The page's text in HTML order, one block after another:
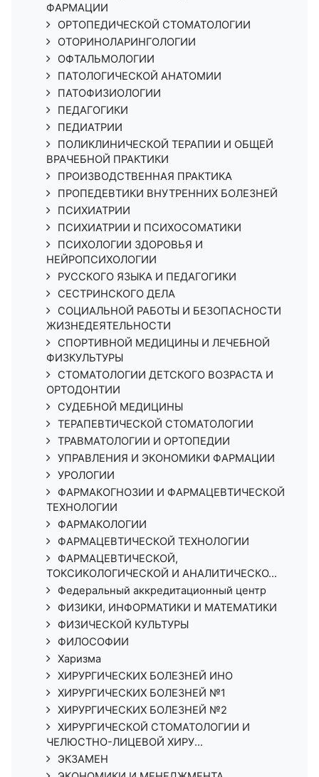
ФАРМАЦИИ
ОРТОПЕДИЧЕСКОЙ СТОМАТОЛОГИИ
ОТОРИНОЛАРИНГОЛОГИИ
ОФТАЛЬМОЛОГИИ
ПАТОЛОГИЧЕСКОЙ АНАТОМИИ
ПАТОФИЗИОЛОГИИ
ПЕДАГОГИКИ
ПЕДИАТРИИ
ПОЛИКЛИНИЧЕСКОЙ ТЕРАПИИ И ОБЩЕЙ
ВРАЧЕБНОЙ ПРАКТИКИ
ПРОИЗВОДСТВЕННАЯ ПРАКТИКА
ПРОПЕДЕВТИКИ ВНУТРЕННИХ БОЛЕЗНЕЙ
ПСИХИАТРИИ
ПСИХИАТРИИ И ПСИХОСОМАТИКИ
ПСИХОЛОГИИ ЗДОРОВЬЯ И
НЕЙРОПСИХОЛОГИИ
РУССКОГО ЯЗЫКА И ПЕДАГОГИКИ
СЕСТРИНСКОГО ДЕЛА
СОЦИАЛЬНОЙ РАБОТЫ И БЕЗОПАСНОСТИ
ЖИЗНЕДЕЯТЕЛЬНОСТИ
СПОРТИВНОЙ МЕДИЦИНЫ И ЛЕЧЕБНОЙ
ФИЗКУЛЬТУРЫ
СТОМАТОЛОГИИ ДЕТСКОГО ВОЗРАСТА И
ОРТОДОНТИИ
СУДЕБНОЙ МЕДИЦИНЫ
ТЕРАПЕВТИЧЕСКОЙ СТОМАТОЛОГИИ
ТРАВМАТОЛОГИИ И ОРТОПЕДИИ
УПРАВЛЕНИЯ И ЭКОНОМИКИ ФАРМАЦИИ
УРОЛОГИИ
ФАРМАКОГНОЗИИ И ФАРМАЦЕВТИЧЕСКОЙ
ТЕХНОЛОГИИ
ФАРМАКОЛОГИИ
ФАРМАЦЕВТИЧЕСКОЙ ТЕХНОЛОГИИ
ФАРМАЦЕВТИЧЕСКОЙ,
ТОКСИКОЛОГИЧЕСКОЙ И АНАЛИТИЧЕСКО...
Федеральный аккредитационный центр
ФИЗИКИ, ИНФОРМАТИКИ И МАТЕМАТИКИ
ФИЗИЧЕСКОЙ КУЛЬТУРЫ
ФИЛОСОФИИ
Харизма
ХИРУРГИЧЕСКИХ БОЛЕЗНЕЙ ИНО
ХИРУРГИЧЕСКИХ БОЛЕЗНЕЙ №1
ХИРУРГИЧЕСКИХ БОЛЕЗНЕЙ №2
ХИРУРГИЧЕСКОЙ СТОМАТОЛОГИИ И
ЧЕЛЮСТНО-ЛИЦЕВОЙ ХИРУ...
ЭКЗАМЕН